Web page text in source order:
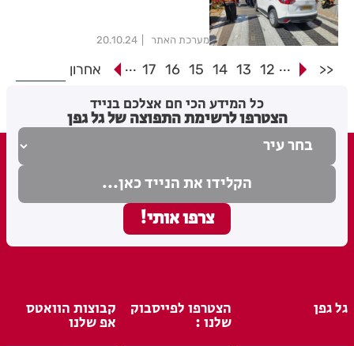
מערכת האתר 20.10.24
<<
...
12
13
14
15
16
17
... אחרון
כל המידע הכי חם אצלכם בנייד
הצטרפו לרשימת התפוצה של גל גפן
גל גפן הצטרפו לפייסבוק
שלנו :
קבוצות הוואטס
אפ שלנו